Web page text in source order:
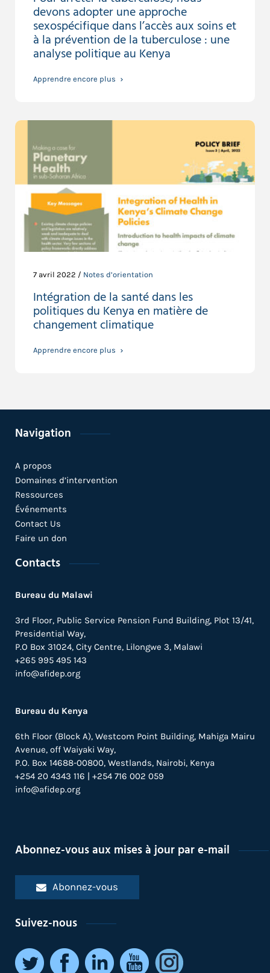
devons adopter une approche
sexospécifique dans l’accès aux soins et
à la prévention de la tuberculose : une
analyse politique au Kenya
Apprendre encore plus
7 avril 2022 / Notes d’orientation
Intégration de la santé dans les
politiques du Kenya en matière de
changement climatique
Apprendre encore plus
Navigation
A propos
Domaines d’intervention
Ressources
Événements
Contact Us
Faire un don
Contacts
Bureau du Malawi
3rd Floor, Public Service Pension Fund Building, Plot 13/41,
Presidential Way,
P.O Box 31024, City Centre, Lilongwe 3, Malawi
+265 995 495 143
info@afidep.org
Bureau du Kenya
6th Floor (Block A), Westcom Point Building, Mahiga Mairu
Avenue, off Waiyaki Way,
P.O. Box 14688-00800, Westlands, Nairobi, Kenya
+254 20 4343 116 | +254 716 002 059
info@afidep.org
Abonnez-vous aux mises à jour par e-mail
Abonnez-vous
Suivez-nous